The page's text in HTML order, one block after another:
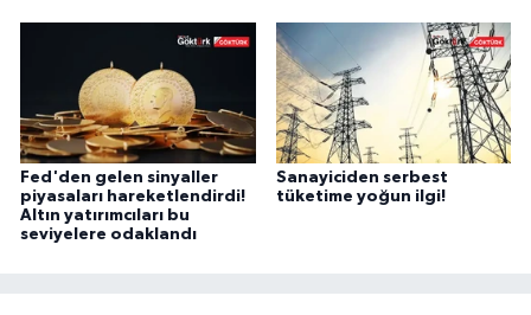
Fed'den gelen sinyaller
piyasaları hareketlendirdi!
Altın yatırımcıları bu
seviyelere odaklandı
Sanayiciden serbest
tüketime yoğun ilgi!